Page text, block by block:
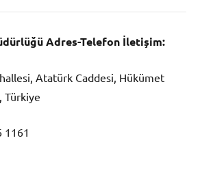
Adres-Telefon İletişim:
Atatürk Caddesi, Hükümet
Türkiye
1161